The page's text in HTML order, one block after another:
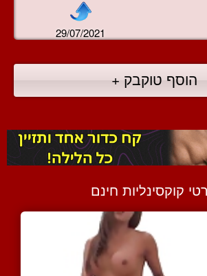
29/07/2021
הוסף טוקבק +
קוקסינליות חינם